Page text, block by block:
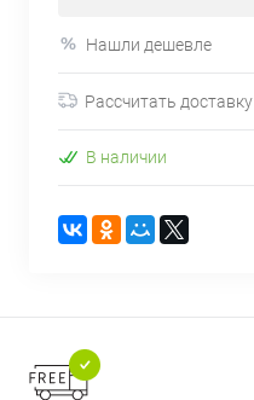
Нашли дешевле
Рассчитать доставку
В наличии